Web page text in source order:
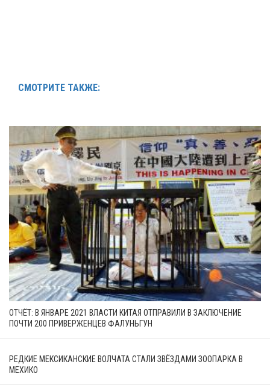
СМОТРИТЕ ТАКЖЕ:
ОТЧЁТ: В ЯНВАРЕ 2021 ВЛАСТИ КИТАЯ ОТПРАВИЛИ В ЗАКЛЮЧЕНИЕ
ПОЧТИ 200 ПРИВЕРЖЕНЦЕВ ФАЛУНЬГУН
РЕДКИЕ МЕКСИКАНСКИЕ ВОЛЧАТА СТАЛИ ЗВЁЗДАМИ ЗООПАРКА В
МЕХИКО